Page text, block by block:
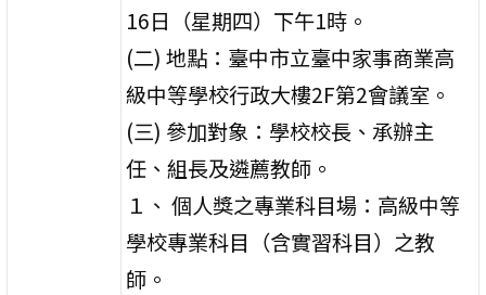
16日（星期四）下午1時。
(二) 地點：臺中市立臺中家事商業高
級中等學校行政大樓2F第2會議室。
(三) 參加對象：學校校長、承辦主
任、組長及遴薦教師。
１、 個人獎之專業科目場：高級中等
學校專業科目（含實習科目）之教
師。